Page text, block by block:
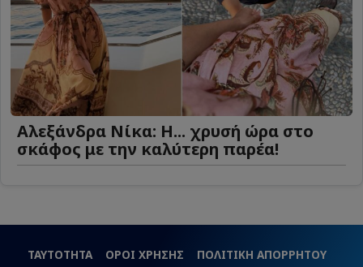
Αλεξάνδρα Νίκα: Η... χρυσή ώρα στο
σκάφος με την καλύτερη παρέα!
ΤΑΥΤΟΤΗΤΑ ΟΡΟΙ ΧΡΗΣΗΣ ΠΟΛΙΤΙΚΗ ΑΠΟΡΡΗΤΟΥ